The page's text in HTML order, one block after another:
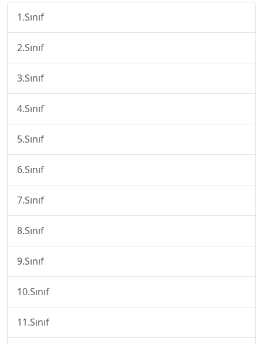
1.Sınıf
2.Sınıf
3.Sınıf
4.Sınıf
5.Sınıf
6.Sınıf
7.Sınıf
8.Sınıf
9.Sınıf
10.Sınıf
11.Sınıf